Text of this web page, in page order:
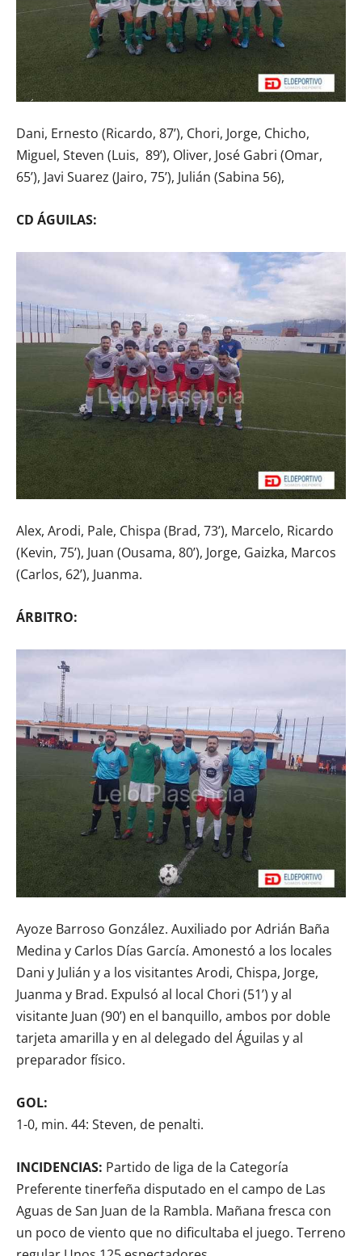
Dani, Ernesto (Ricardo, 87’), Chori, Jorge, Chicho,
Miguel, Steven (Luis, 89’), Oliver, José Gabri (Omar,
65’), Javi Suarez (Jairo, 75’), Julián (Sabina 56),
CD ÁGUILAS:
Alex, Arodi, Pale, Chispa (Brad, 73’), Marcelo, Ricardo
(Kevin, 75’), Juan (Ousama, 80’), Jorge, Gaizka, Marcos
(Carlos, 62’), Juanma.
ÁRBITRO:
Ayoze Barroso González. Auxiliado por Adrián Baña
Medina y Carlos Días García. Amonestó a los locales
Dani y Julián y a los visitantes Arodi, Chispa, Jorge,
Juanma y Brad. Expulsó al local Chori (51’) y al
visitante Juan (90’) en el banquillo, ambos por doble
tarjeta amarilla y en al delegado del Águilas y al
preparador físico.
GOL:
1-0, min. 44: Steven, de penalti.
INCIDENCIAS: Partido de liga de la Categoría
Preferente tinerfeña disputado en el campo de Las
Aguas de San Juan de la Rambla. Mañana fresca con
un poco de viento que no dificultaba el juego. Terreno